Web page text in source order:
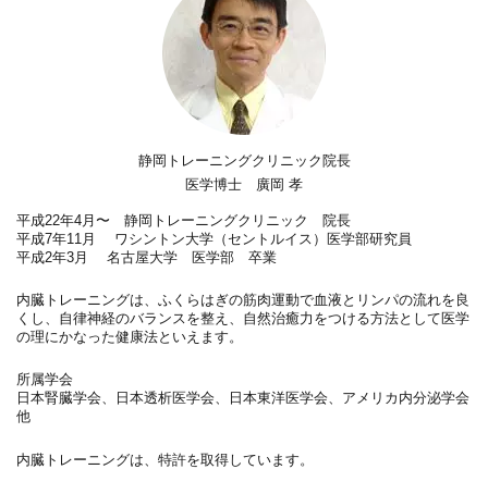
静岡トレーニングクリニック院長
医学博士 廣岡 孝
平成22年4月〜 静岡トレーニングクリニック 院長
平成7年11月 ワシントン大学（セントルイス）医学部研究員
平成2年3月 名古屋大学 医学部 卒業
内臓トレーニングは、ふくらはぎの筋肉運動で血液とリンパの流れを良
くし、自律神経のバランスを整え、自然治癒力をつける方法として医学
の理にかなった健康法といえます。
所属学会
日本腎臓学会、日本透析医学会、日本東洋医学会、アメリカ内分泌学会
他
内臓トレーニングは、特許を取得しています。